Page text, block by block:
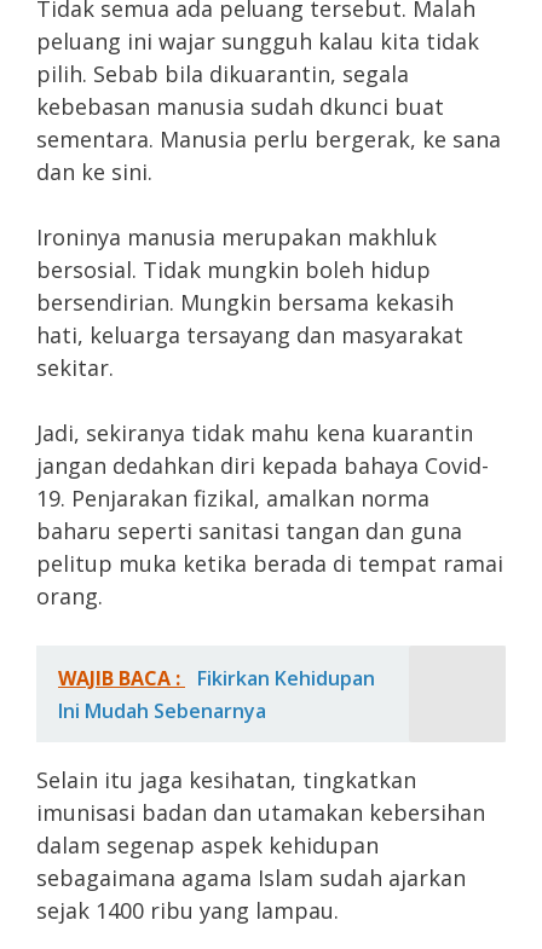
Tidak semua ada peluang tersebut. Malah
peluang ini wajar sungguh kalau kita tidak
pilih. Sebab bila dikuarantin, segala
kebebasan manusia sudah dkunci buat
sementara. Manusia perlu bergerak, ke sana
dan ke sini.
Ironinya manusia merupakan makhluk
bersosial. Tidak mungkin boleh hidup
bersendirian. Mungkin bersama kekasih
hati, keluarga tersayang dan masyarakat
sekitar.
Jadi, sekiranya tidak mahu kena kuarantin
jangan dedahkan diri kepada bahaya Covid-
19. Penjarakan fizikal, amalkan norma
baharu seperti sanitasi tangan dan guna
pelitup muka ketika berada di tempat ramai
orang.
WAJIB BACA :
Fikirkan Kehidupan
Ini Mudah Sebenarnya
Selain itu jaga kesihatan, tingkatkan
imunisasi badan dan utamakan kebersihan
dalam segenap aspek kehidupan
sebagaimana agama Islam sudah ajarkan
sejak 1400 ribu yang lampau.